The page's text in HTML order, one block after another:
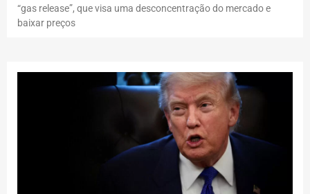
“gas release”, que visa uma desconcentração do mercado e
baixar preços